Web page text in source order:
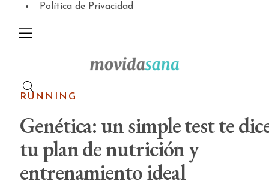
Política de Privacidad
RUNNING
Genética: un simple test te
tu plan de nutrición y
entrenamiento ideal